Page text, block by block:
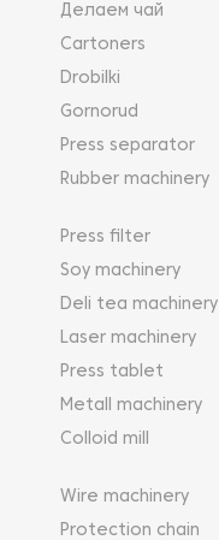
Делаем чай
Cartoners
Drobilki
Gornorud
Press separator
Rubber machinery
Press filter
Soy machinery
Deli tea machinery
Laser machinery
Press tablet
Metall machinery
Colloid mill
Wire machinery
Protection chain